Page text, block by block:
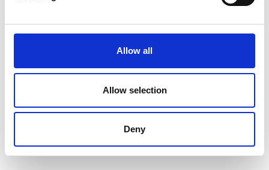
Allow all
Allow selection
Deny
A pocos kilómetros de nuestra masía se encuentra tambiénLa
los mejores vinos de la región, mientras